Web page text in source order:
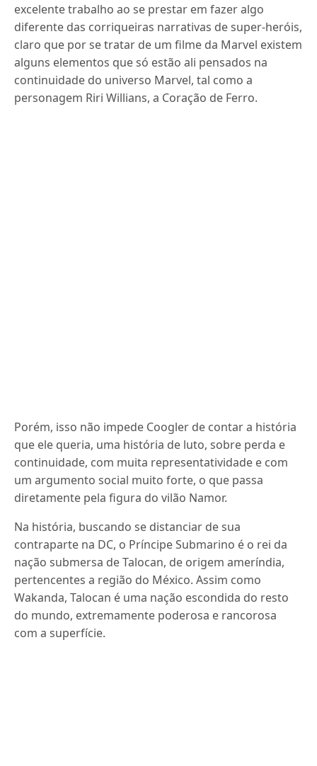
excelente trabalho ao se prestar em fazer algo
diferente das corriqueiras narrativas de super-heróis,
claro que por se tratar de um filme da Marvel existem
alguns elementos que só estão ali pensados na
continuidade do universo Marvel, tal como a
personagem Riri Willians, a Coração de Ferro.
Porém, isso não impede Coogler de contar a história
que ele queria, uma história de luto, sobre perda e
continuidade, com muita representatividade e com
um argumento social muito forte, o que passa
diretamente pela figura do vilão Namor.
Na história, buscando se distanciar de sua
contraparte na DC, o Príncipe Submarino é o rei da
nação submersa de Talocan, de origem ameríndia,
pertencentes a região do México. Assim como
Wakanda, Talocan é uma nação escondida do resto
do mundo, extremamente poderosa e rancorosa
com a superfície.